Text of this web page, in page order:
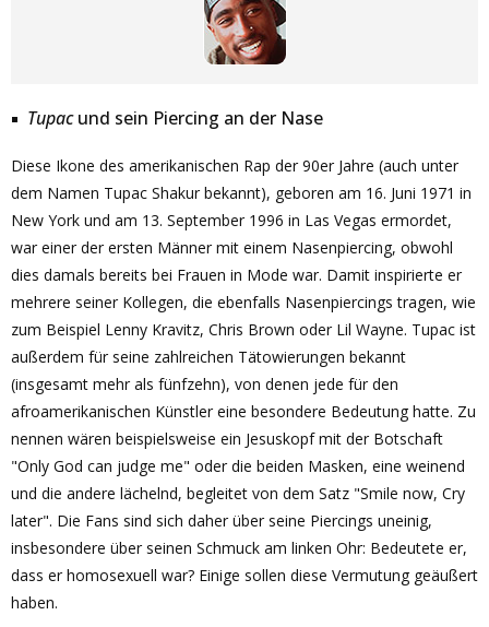
Tupacund sein Piercing an der Nase
Diese Ikone des amerikanischen Rap der 90er Jahre (auch unter
dem Namen Tupac Shakur bekannt), geboren am 16. Juni 1971 in
New York und am 13. September 1996 in Las Vegas ermordet,
war einer der ersten Männer mit einem Nasenpiercing, obwohl
dies damals bereits bei Frauen in Mode war. Damit inspirierte er
mehrere seiner Kollegen, die ebenfalls Nasenpiercings tragen, wie
zum Beispiel Lenny Kravitz, Chris Brown oder Lil Wayne. Tupac ist
außerdem für seine zahlreichen Tätowierungen bekannt
(insgesamt mehr als fünfzehn), von denen jede für den
afroamerikanischen Künstler eine besondere Bedeutung hatte. Zu
nennen wären beispielsweise ein Jesuskopf mit der Botschaft
"Only God can judge me" oder die beiden Masken, eine weinend
und die andere lächelnd, begleitet von dem Satz "Smile now, Cry
later". Die Fans sind sich daher über seine Piercings uneinig,
insbesondere über seinen Schmuck am linken Ohr: Bedeutete er,
dass er homosexuell war? Einige sollen diese Vermutung geäußert
haben.